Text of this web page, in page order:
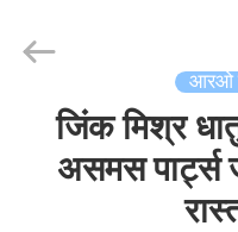
आरओ
जिंक मिश्र
असमस